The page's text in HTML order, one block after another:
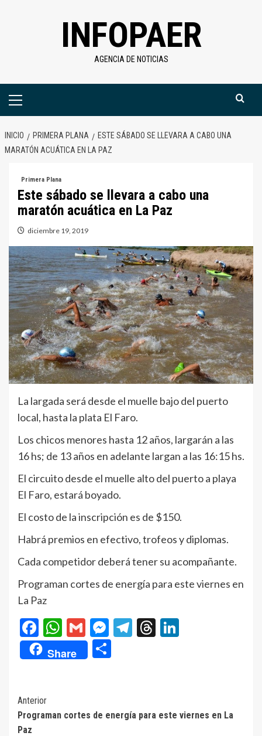
INFOPAER
AGENCIA DE NOTICIAS
Menú
INICIO PRIMERA PLANA
ESTE SÁBADO SE LLEVARA A CABO UNA
MARATÓN ACUÁTICA EN LA PAZ
Primera Plana
Este sábado se llevara a cabo una
maratón acuática en La Paz
diciembre 19, 2019
La largada será desde el muelle bajo del puerto
local, hasta la plata El Faro.
Los chicos menores hasta 12 años, largarán a las
16 hs; de 13 años en adelante largan a las 16:15 hs.
El circuito desde el muelle alto del puerto a playa
El Faro, estará boyado.
El costo de la inscripción es de $150.
Habrá premios en efectivo, trofeos y diplomas.
Cada competidor deberá tener su acompañante.
Programan cortes de energía para este viernes en
La Paz
Facebook
WhatsApp
GmailMessenger
Telegram
Threads
Share
Navegación
de
Anterior
Programan cortes de energía para este viernes en La
Paz